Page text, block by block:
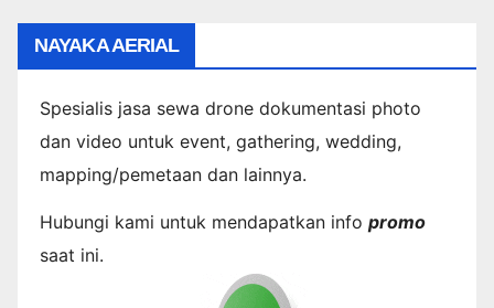
NAYAKA AERIAL
Spesialis jasa sewa drone dokumentasi photo
dan video untuk event, gathering, wedding,
mapping/pemetaan dan lainnya.
Hubungi kami untuk mendapatkan info promo
saat ini.